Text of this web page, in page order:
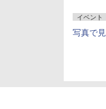
イベント
写真で